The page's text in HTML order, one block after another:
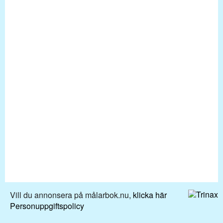
Vill du annonsera på målarbok.nu, klicka här
Personuppgiftspolicy